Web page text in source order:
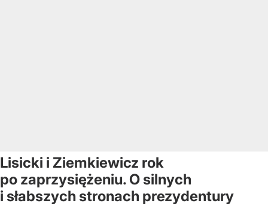
Lisicki i Ziemkiewicz rok
po zaprzysiężeniu. O silnych
i słabszych stronach prezydentury